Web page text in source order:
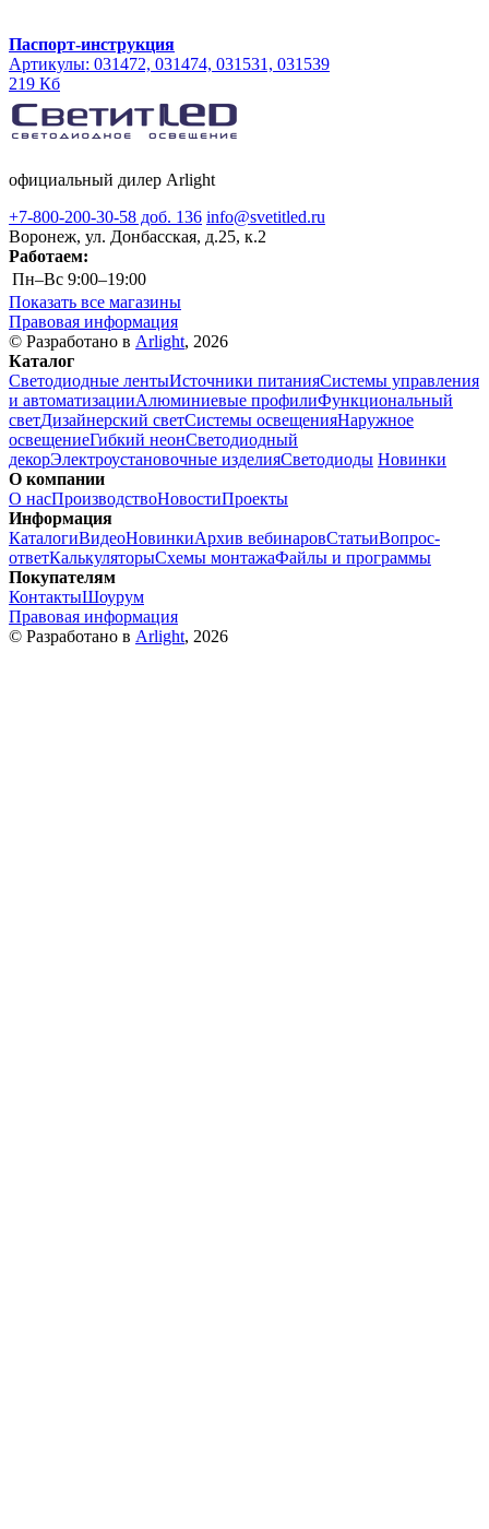
Паспорт-инструкция
Артикулы: 031472, 031474, 031531, 031539
219 Кб
официальный дилер Arlight
+7-800-200-30-58 доб. 136 info@svetitled.ru
Воронеж, ул. Донбасская, д.25, к.2
Работаем:
Пн–Вс 9:00–19:00
Показать все магазины
Правовая информация
© Разработано в Arlight, 2026
Каталог
Светодиодные лентыИсточники питанияСистемы управления
и автоматизацииАлюминиевые профилиФункциональный
светДизайнерский светСистемы освещенияНаружное
освещениеГибкий неонСветодиодный
декорЭлектроустановочные изделияСветодиоды Новинки
О компании
О насПроизводствоНовостиПроекты
Информация
КаталогиВидеоНовинкиАрхив вебинаровСтатьиВопрос-
ответКалькуляторыСхемы монтажаФайлы и программы
Покупателям
КонтактыШоурум
Правовая информация
© Разработано в Arlight, 2026